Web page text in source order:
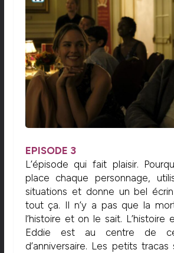
EPISODE 3
L’épisode qui fait plaisir.
place chaque personnage,
situations et donne un bel
tout ça. Il n’y a pas que la
l’histoire et on le sait. L’histoire
Eddie est au centre de
d’anniversaire. Les petits